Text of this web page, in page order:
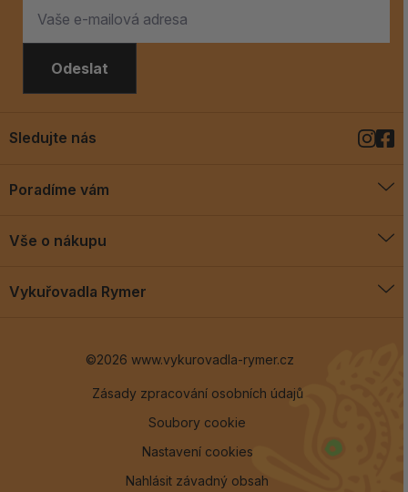
Odeslat
Poradíme vám
Blog
Vše o nákupu
Vykuřovadla Rymer
Sledujte nás
©2026 www.vykurovadla-rymer.cz
Zásady zpracování osobních údajů
Soubory cookie
Nastavení cookies
Nahlásit závadný obsah